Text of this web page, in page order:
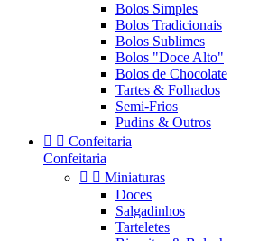
Bolos Simples
Bolos Tradicionais
Bolos Sublimes
Bolos "Doce Alto"
Bolos de Chocolate
Tartes & Folhados
Semi-Frios
Pudins & Outros
  Confeitaria
Confeitaria
  Miniaturas
Doces
Salgadinhos
Tarteletes